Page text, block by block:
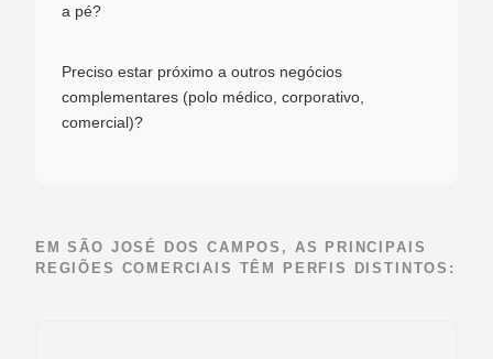
a pé?
Preciso estar próximo a outros negócios
complementares (polo médico, corporativo,
comercial)?
EM SÃO JOSÉ DOS CAMPOS, AS PRINCIPAIS
REGIÕES COMERCIAIS TÊM PERFIS DISTINTOS: